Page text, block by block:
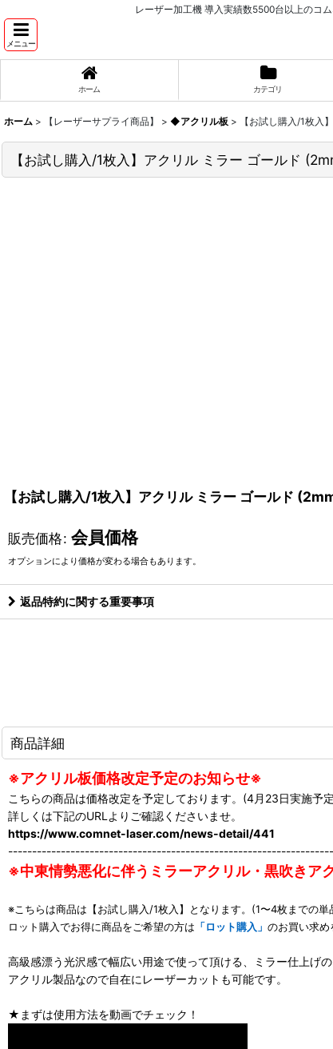
レーザー加工機 導入実績数5500台以上のコ
メニュー
ホーム カテゴリ
ホーム > 【レーザーサプライ商品】 > ◆アクリル板 > 【お試し購入/1枚入
【お試し購入/1枚入】アクリル ミラー ゴールド
【お試し購入/1枚入】アクリル ミラー ゴールド
販売価格: 会員価格
オプションにより価格が変わる場合もあります。
返品特約に関する重要事項
商品詳細
※アクリル板価格改定予定のお知らせ※
こちらの商品は価格改定を予定しております。(4月23日実施予
詳しくは下記のURLよりご確認くださいませ。
https://www.comnet-laser.com/news-detail/441
※中東情勢悪化に伴うミラーアクリル・黒吹きア
※こちらは商品は【お試し購入/1枚入】となります。(1〜4枚までの単
ロット購入でお得に商品をご希望の方は 「ロット購入」 のお買い求め
高級感漂う光沢感で幅広い用途で使って頂ける、ミラー仕上げの
アクリル製品なので自在にレーザーカットも可能です。
★まずは使用方法を動画でチェック！